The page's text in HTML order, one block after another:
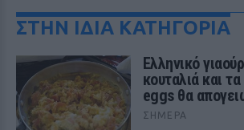
ΣΤΗΝ ΙΔΙΑ ΚΑΤΗΓΟΡΙΑ
Ελληνικό
κουταλιά και
eggs θα
ΣΉΜΕΡΑ